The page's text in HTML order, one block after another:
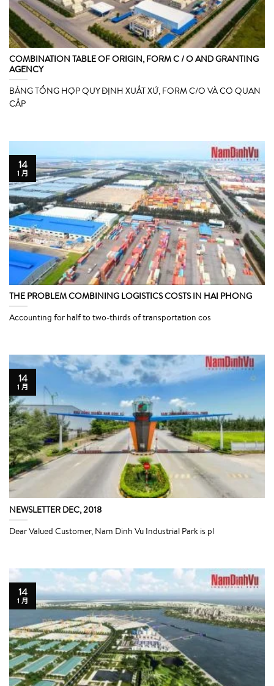
COMBINATION TABLE OF ORIGIN, FORM C / O AND GRANTING
AGENCY
BẢNG TỔNG HỢP QUY ĐỊNH XUẤT XỨ, FORM C/O VÀ CƠ QUAN
CẤP
THE PROBLEM COMBINING LOGISTICS COSTS IN HAI PHONG
Accounting for half to two-thirds of transportation cos
14
1 月
NEWSLETTER DEC, 2018
Dear Valued Customer, Nam Dinh Vu Industrial Park is pl
14
1 月
14
1 月